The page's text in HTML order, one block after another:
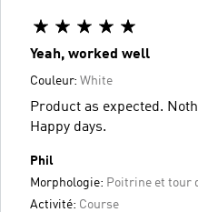
Yeah, worked well
Couleur: White
Product as expected.
Happy days.
Phil
Morphologie: Poitrine et tour
Activité: Course